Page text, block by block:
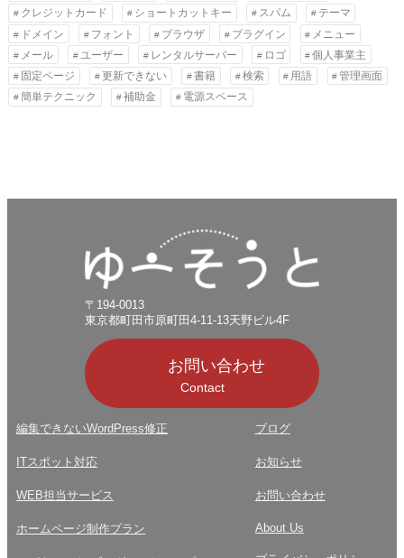
クレジットカード
ショートカットキー スパム
テーマ
ドメイン
フォント ブラウザ プラグイン
メニュー
メール
ユーザー レンタルサーバー ロゴ
個人事業主
固定ページ
更新できない 書籍 検索 用語
管理画面
簡単テクニック
補助金 電源スペース
〒194-0013
東京都町田市原町田4-11-13天野ビル4F
お問い合わせ
Contact
編集できないWordPress修正
ITスポット対応
WEB担当サービス
ホームページ制作プラン
ブログ
お知らせ
お問い合わせ
About Us